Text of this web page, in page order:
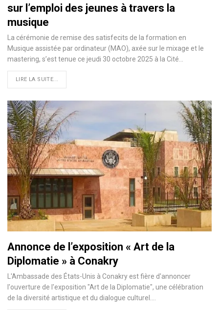
sur l’emploi des jeunes à travers la
musique
La cérémonie de remise des satisfecits de la formation en
Musique assistée par ordinateur (MAO), axée sur le mixage et le
mastering, s’est tenue ce jeudi 30 octobre 2025 à la Cité…
LIRE LA SUITE...
Annonce de l’exposition « Art de la
Diplomatie » à Conakry
L'Ambassade des États-Unis à Conakry est fière d'annoncer
l'ouverture de l'exposition "Art de la Diplomatie", une célébration
de la diversité artistique et du dialogue culturel.…